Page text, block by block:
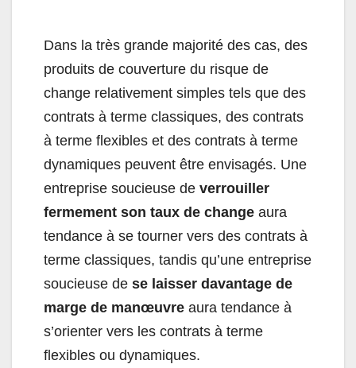
Dans la très grande majorité des cas, des
produits de couverture du risque de
change relativement simples tels que des
contrats à terme classiques, des contrats
à terme flexibles et des contrats à terme
dynamiques peuvent être envisagés. Une
entreprise soucieuse de verrouiller
fermement son taux de change aura
tendance à se tourner vers des contrats à
terme classiques, tandis qu’une entreprise
soucieuse de se laisser davantage de
marge de manœuvre aura tendance à
s’orienter vers les contrats à terme
flexibles ou dynamiques.